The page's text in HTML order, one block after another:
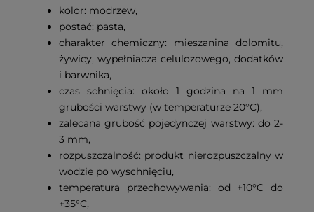
kolor: modrzew,
postać: pasta,
charakter chemiczny: mieszanina dolomitu,
żywicy, wypełniacza celulozowego, dodatków
i barwnika,
czas schnięcia: około 1 godzina na 1 mm
grubości warstwy (w temperaturze 20°C),
zalecana grubość pojedynczej warstwy: do 2-
3 mm,
rozpuszczalność: produkt nierozpuszczalny w
wodzie po wyschnięciu,
temperatura przechowywania: od +10°C do
+35°C,